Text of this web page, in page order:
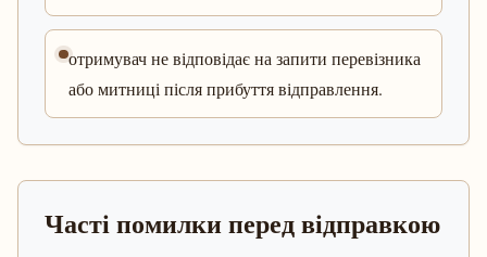
отримувач не відповідає на запити перевізника
або митниці після прибуття відправлення.
Часті помилки перед відправкою